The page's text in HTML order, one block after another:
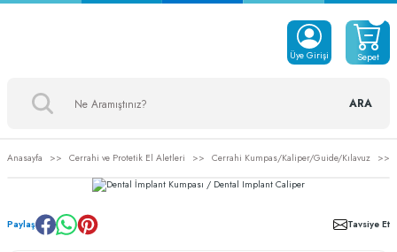
ARA
Üye Girişi Sepet
Anasayfa Cerrahi ve Protetik El Aletleri Cerrahi Kumpas/Kaliper/Guide/Kılavuz
Paylaş Tavsiye Et